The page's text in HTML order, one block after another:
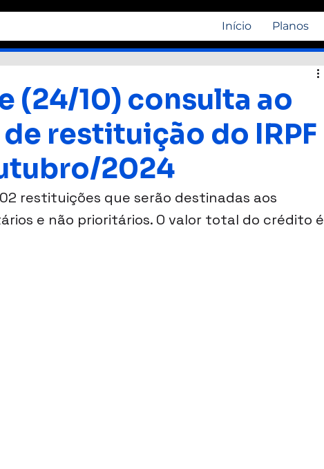
Início Planos
(24/10) consulta ao
restituição do IRPF
2024
restituições que serão destinadas aos
e não prioritários. O valor total do crédito é